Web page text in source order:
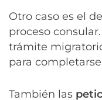
Otro caso es el
proceso
trámite
para
También las